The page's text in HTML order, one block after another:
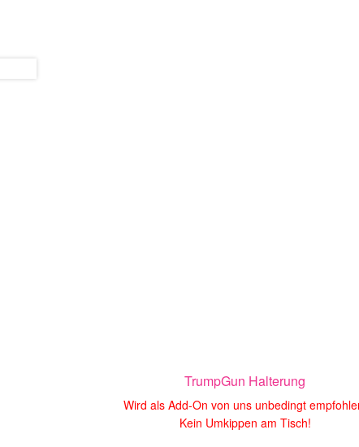
TrumpGun Halterung
Wird als Add-On von uns unbedingt
Kein Umkippen am Tisch!